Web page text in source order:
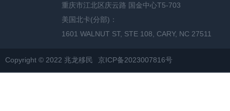
重庆市江北区庆云路 国金中心T5-703
美国北卡(分部)：
1601 WALNUT ST, STE 108, CARY, NC 27511
Copyright © 2022 兆龙移民 京ICP备2023007816号